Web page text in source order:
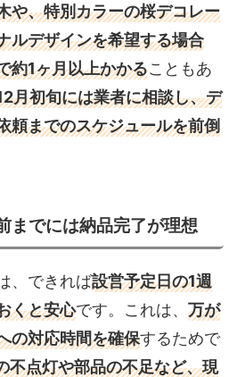
や、特別カラーの桜デコレー
ルデザインを希望する場合
約1ヶ月以上かかることもあ
月初旬には業者に相談し、デ
頼までのスケジュールを前倒
までには納品完了が理想
、できれば設営予定日の1週
くと安心です。これは、 万が
の対応時間を確保するためで
不点灯や部品の不足など、現